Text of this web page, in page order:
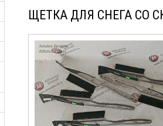
ЩЕТКА ДЛЯ СНЕГА СО